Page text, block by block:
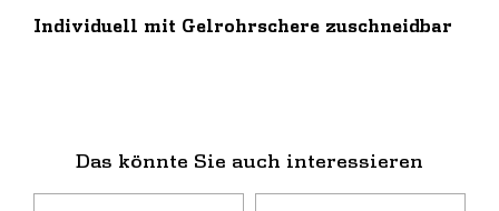
Individuell mit Gelrohrschere zuschneidbar
Das könnte Sie auch interessieren